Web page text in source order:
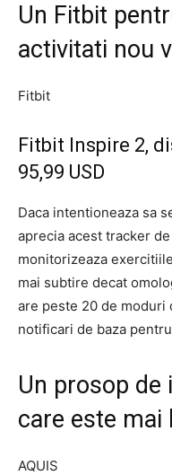
Un Fitbit
activitati nou
Fitbit
Fitbit Inspire 2,
95,99 USD
Daca intentioneaza sa
aprecia acest tracker
monitorizeaza
mai subtire decat
are peste 20 de
notificari de baza
Un prosop de
care este mai
AQUIS